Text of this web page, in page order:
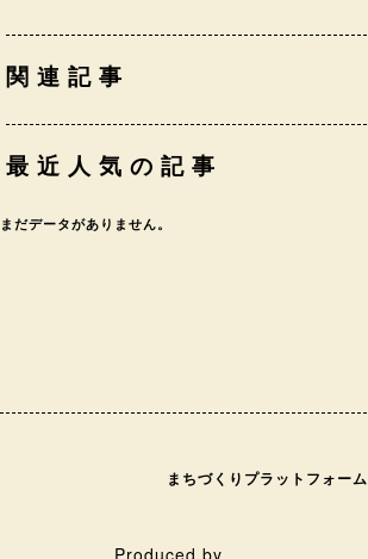
関連記事
最近人気の記事
まだデータがありません。
まちづくりプラットフォーム